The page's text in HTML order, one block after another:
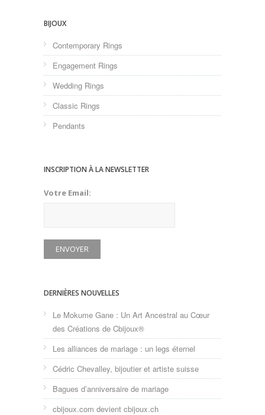
BIJOUX
Contemporary Rings
Engagement Rings
Wedding Rings
Classic Rings
Pendants
INSCRIPTION À LA NEWSLETTER
Votre Email:
DERNIÈRES NOUVELLES
Le Mokume Gane : Un Art Ancestral au Cœur
des Créations de Cbijoux®
Les alliances de mariage : un legs éternel
Cédric Chevalley, bijoutier et artiste suisse
Bagues d’anniversaire de mariage
cbijoux.com devient cbijoux.ch